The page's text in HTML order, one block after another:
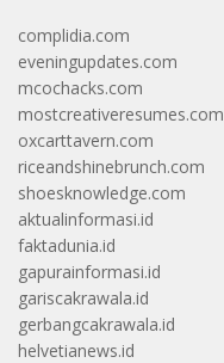
complidia.com
eveningupdates.com
mcochacks.com
mostcreativeresumes.com
oxcarttavern.com
riceandshinebrunch.com
shoesknowledge.com
aktualinformasi.id
faktadunia.id
gapurainformasi.id
gariscakrawala.id
gerbangcakrawala.id
helvetianews.id